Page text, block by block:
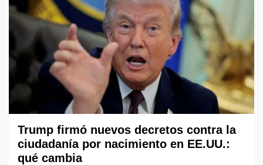
Trump firmó nuevos decretos contra la
ciudadanía por nacimiento en EE.UU.:
qué cambia